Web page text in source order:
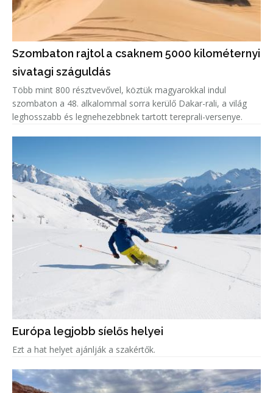
Szombaton rajtol a csaknem 5000 kilométernyi
sivatagi száguldás
Több mint 800 résztvevővel, köztük magyarokkal indul
szombaton a 48. alkalommal sorra kerülő Dakar-rali, a világ
leghosszabb és legnehezebbnek tartott tereprali-versenye.
Európa legjobb síelős helyei
Ezt a hat helyet ajánlják a szakértők.